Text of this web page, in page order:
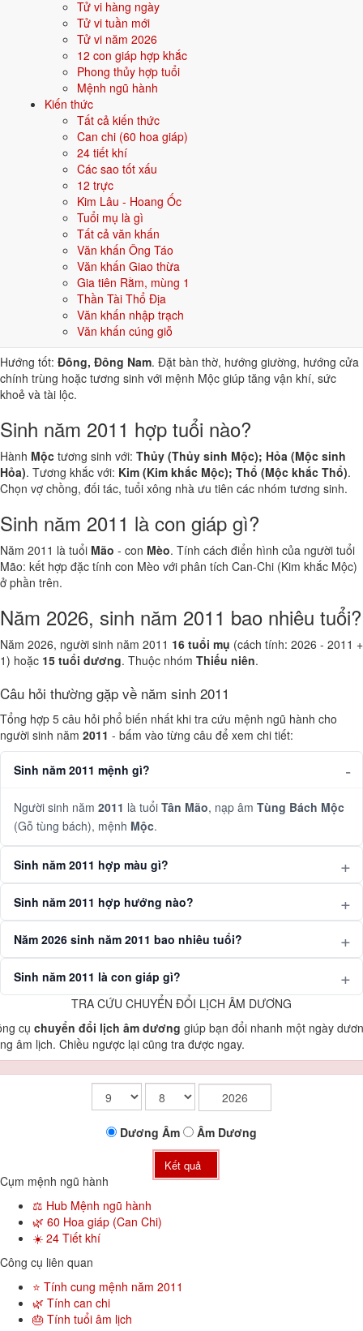
Tử vi hàng ngày
Tử vi tuần mới
Tử vi năm 2026
12 con giáp hợp khắc
Phong thủy hợp tuổi
Mệnh ngũ hành
Kiến thức
Tất cả kiến thức
Can chi (60 hoa giáp)
24 tiết khí
Các sao tốt xấu
12 trực
Kim Lâu - Hoang Ốc
Tuổi mụ là gì
Tất cả văn khấn
Văn khấn Ông Táo
Văn khấn Giao thừa
Gia tiên Rằm, mùng 1
Thần Tài Thổ Địa
Văn khấn nhập trạch
Văn khấn cúng giỗ
bộ chữ Hán thuộc hành bản mệnh hoặc hành tương sinh; tránh bộ chữ
thuộc hành tương khắc. Dưới đây là gợi ý cho
👧 Nữ
Gợi ý tên đẹp cho Nam mệnh Mộc:
Quang Lâm Bảo Sơn Tùng Lâm
Sinh năm 2011 hợp gì - kỵ gì
Người sinh năm2011mệnh
hợp các yếu tố thuộc bản mệnh và
tương sinh, kỵ các yếu tố tương khắc. Cụ thể trên 5 phương diện:
Sinh năm 2011 hợp màu gì?
Người mệnhMộcsinh năm 2011 nên ưu tiên các màu thuộc bản
mệnh và màu tương sinh:Xanh lá, Xanh lục
sơn nhà, vật phẩm phong thuỷ.
Sinh năm 2011 hợp hướng nào?
Hướng tốt: Đông, Đông Nam. Đặt bàn thờ, hướng giường, hướng cửa
chính trùng hoặc tương sinh với mệnh Mộc giúp tăng vận khí, sức
khoẻ và tài lộc.
Sinh năm 2011 hợp tuổi nào?
Hành Mộc tương sinh với: Thủy (Thủy sinh Mộc); Hỏa (Mộc sinh
Hỏa). Tương khắc với: Kim (Kim khắc Mộc); Thổ (Mộc khắc Thổ).
Chọn vợ chồng, đối tác, tuổi xông nhà ưu tiên các nhóm tương sinh.
Sinh năm 2011 là con giáp gì?
Năm 2011 là tuổi Mão - con Mèo. Tính cách điển hình của người tuổi
Mão: kết hợp đặc tính con Mèo với phân tích Can-Chi (Kim khắc Mộc)
ở phần trên.
Năm 2026, sinh năm 2011 bao nhiêu tuổi?
Năm 2026, người sinh năm 2011 16 tuổi mụ (cách tính: 2026 - 2011 +
1) hoặc 15 tuổi dương. Thuộc nhóm Thiếu niên.
Câu hỏi thường gặp về năm sinh 2011
Tổng hợp 5 câu hỏi phổ biến nhất khi tra cứu mệnh ngũ hành cho
người sinh năm 2011 - bấm vào từng câu để xem chi tiết:
Sinh năm 2011 mệnh gì?
Người sinh năm 2011 là tuổi Tân Mão, nạp âm Tùng Bách Mộc
(Gỗ tùng bách), mệnh Mộc.
Sinh năm 2011 hợp màu gì?
Sinh năm 2011 hợp hướng nào?
Năm 2026 sinh năm 2011 bao nhiêu tuổi?
Sinh năm 2011 là con giáp gì?
TRA CỨU CHUYỂN ĐỔI LỊCH ÂM DƯƠNG
cụ chuyển đổi lịch âm dương giúp bạn đổi nhanh một ngày
âm lịch. Chiều ngược lại cũng tra được ngay.
Dương Âm Âm Dương
Kết quả
Cụm mệnh ngũ hành
⚖️ Hub Mệnh ngũ hành
🌿 60 Hoa giáp (Can Chi)
☀️ 24 Tiết khí
Công cụ liên quan
⭐ Tính cung mệnh năm 2011
🌿 Tính can chi
🎂 Tính tuổi âm lịch